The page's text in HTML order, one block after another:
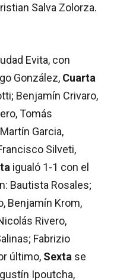
Salva Zolorza.
Evita, con
González, Cuarta
Benjamín Crivaro,
Tomás
Garcia,
Silveti,
igualó 1-1 con el
Bautista Rosales;
Benjamín Krom,
Rivero,
Fabrizio
último, Sexta se
Ipoutcha,